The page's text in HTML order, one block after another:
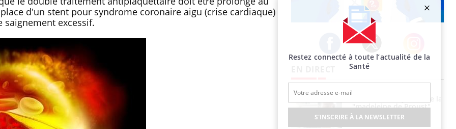
d'un stent pour syndrome coronaire aigu (crise cardiaque)
saignement excessif.
Facebook Twitter Instagram
Mordue par un
barracuda, une petite fille
secourue grâce à un
réflexe essentiel
"madeleine de Proust"
enfin expliqué
Restez connecté à toute l’actualité de la
Santé
S'INSCRIRE À LA NEWSLETTER